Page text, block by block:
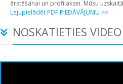
ārstēšanai un profilaksei. Mūsu
Lejupielādēt PDF PIEDĀVĀJUMU >>
NOSKATIETIES